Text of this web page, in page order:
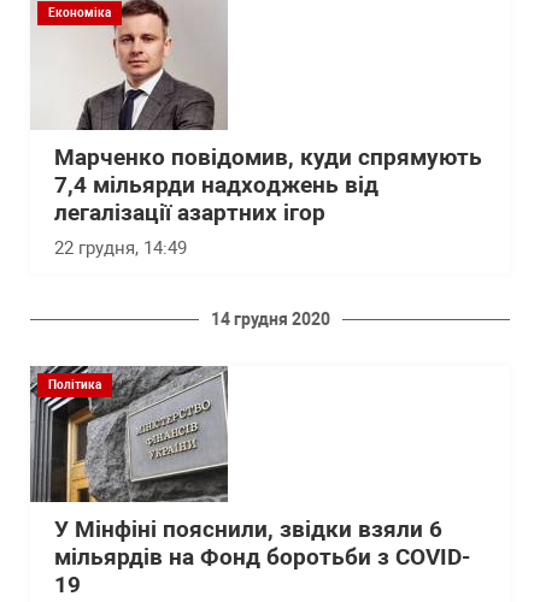
Економіка
Марченко повідомив, куди спрямують
7,4 мільярди надходжень від
легалізації азартних ігор
22 грудня, 14:49
14 грудня 2020
Політика
У Мінфіні пояснили, звідки взяли 6
мільярдів на Фонд боротьби з COVID-
19